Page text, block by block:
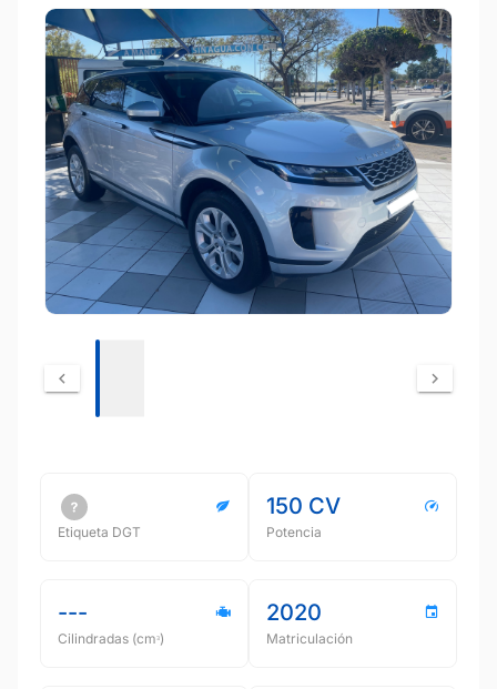
Etiqueta DGT
150 CV
Potencia
---
Cilindradas (cmᵌ)
2020
Matriculación